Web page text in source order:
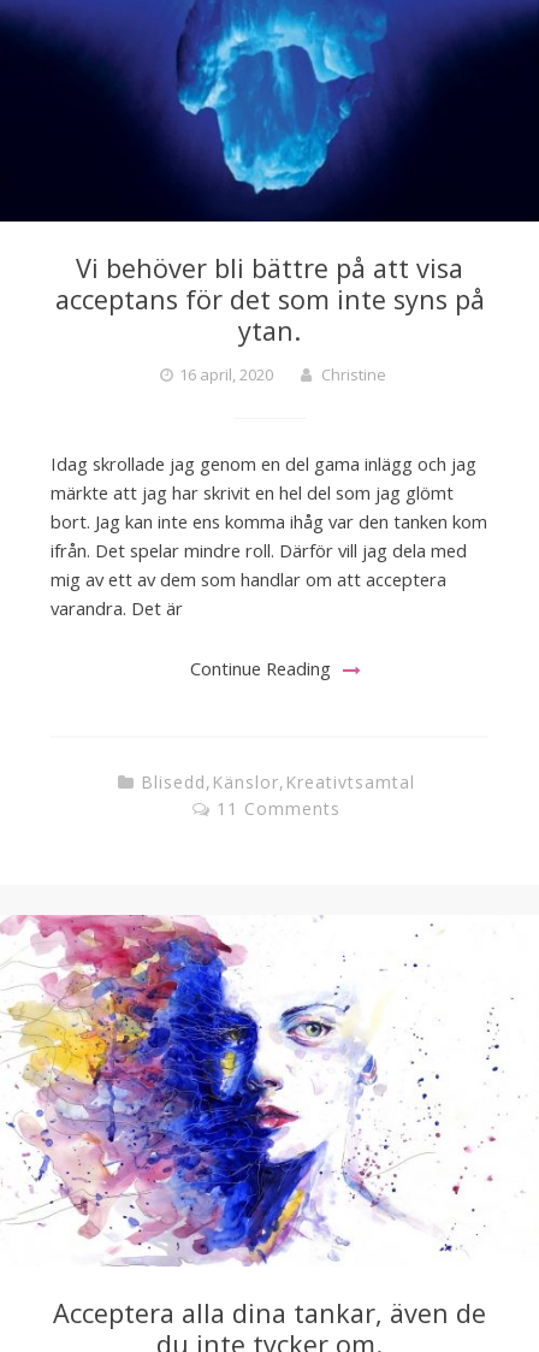
Vi behöver bli bättre på att visa
acceptans för det som inte syns på
ytan.
16 april, 2020 Christine
Idag skrollade jag genom en del gama inlägg och jag
märkte att jag har skrivit en hel del som jag glömt
bort. Jag kan inte ens komma ihåg var den tanken kom
ifrån. Det spelar mindre roll. Därför vill jag dela med
mig av ett av dem som handlar om att acceptera
varandra. Det är
Continue Reading
Blisedd, Känslor, Kreativtsamtal
11 Comments
Acceptera alla dina tankar, även de
du inte tycker om.